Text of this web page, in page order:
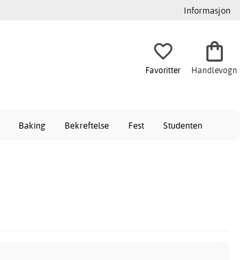
Informasjon
Favoritter Handlevogn
Baking Bekreftelse Fest Studenten